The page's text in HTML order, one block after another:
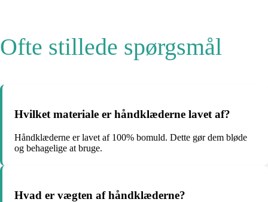
Ofte stillede spørgsmål
Hvilket materiale er håndklæderne lavet af?
Håndklæderne er lavet af 100% bomuld. Dette gør dem bløde
og behagelige at bruge.
Hvad er vægten af håndklæderne?